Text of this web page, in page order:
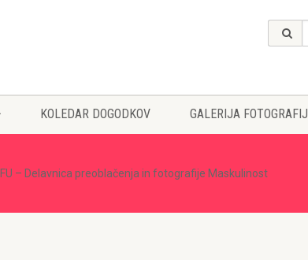
KOLEDAR DOGODKOV GALERIJA FOTOGRAFIJ
LFU – Delavnica preoblačenja in fotografije Maskulinost